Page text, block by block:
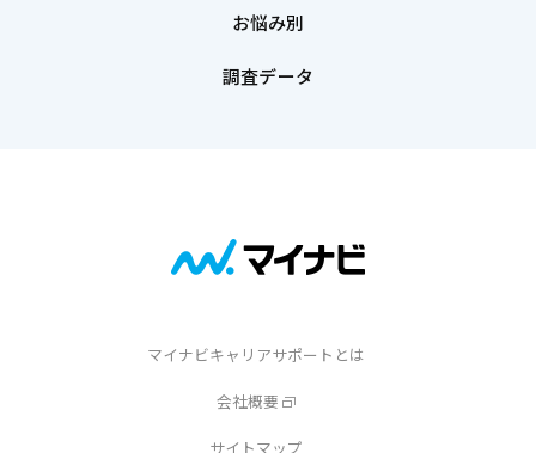
お悩み別
調査データ
マイナビキャリアサポートとは
会社概要
サイトマップ